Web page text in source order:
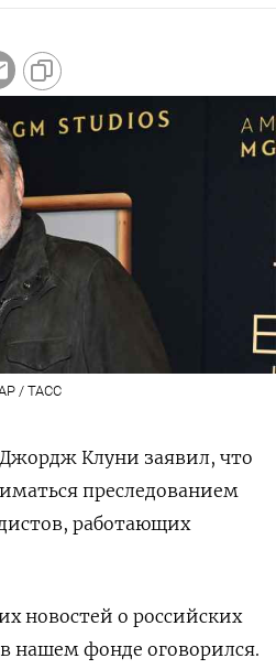
/ ТАСС
Клуни заявил, что
преследованием
работающих
новостей о российских
нашем фонде оговорился.